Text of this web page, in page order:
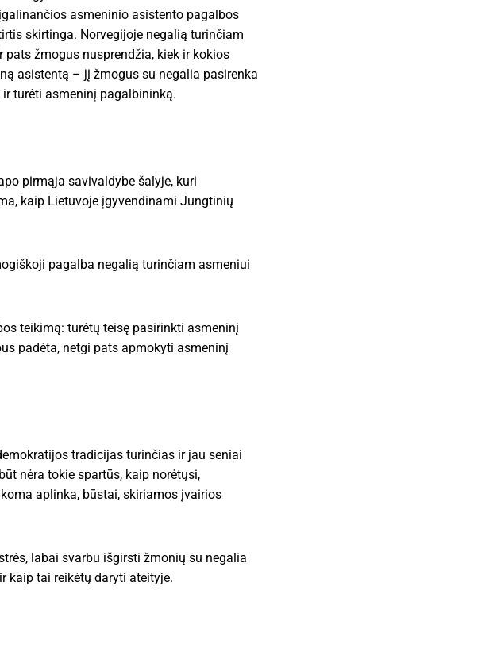
asmeninio asistento pagalbos
skirtinga. Norvegijoje negalią turinčiam
žmogus nusprendžia, kiek ir kokios
asistentą – jį žmogus su negalia pasirenka
turėti asmeninį pagalbininką.
pirmąja savivaldybe šalyje, kuri
kaip Lietuvoje įgyvendinami Jungtinių
pagalba negalią turinčiam asmeniui
teikimą: turėtų teisę pasirinkti asmeninį
padėta, netgi pats apmokyti asmeninį
tradicijas turinčias ir jau seniai
nėra tokie spartūs, kaip norėtųsi,
aplinka, būstai, skiriamos įvairios
labai svarbu išgirsti žmonių su negalia
kaip tai reikėtų daryti ateityje.